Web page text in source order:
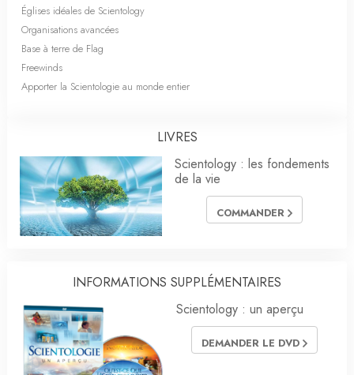
Églises idéales de Scientology
Organisations avancées
Base à terre de Flag
Freewinds
Apporter la Scientologie au monde entier
LIVRES
Scientology : les fondements
de la vie
COMMANDER
INFORMATIONS SUPPLÉMENTAIRES
Scientology : un aperçu
DEMANDER LE DVD